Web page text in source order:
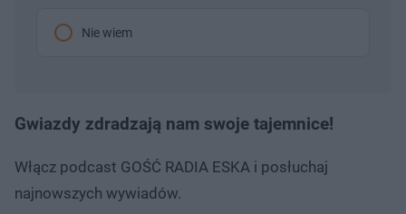
Nie wiem
Gwiazdy zdradzają nam swoje tajemnice!
Włącz podcast GOŚĆ RADIA ESKA i posłuchaj
najnowszych wywiadów.